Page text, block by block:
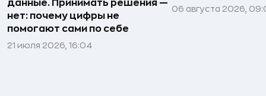
данные. Принимать решения —
нет: почему цифры не
помогают сами по себе
21 июля 2026, 16:04
06 августа 2026,